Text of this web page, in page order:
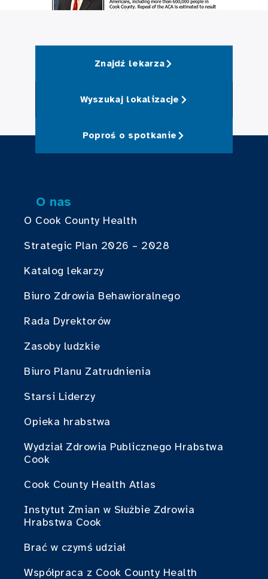
Znajdź lekarza
Wyszukaj lokalizacje
Poproś o spotkanie
O nas
O Cook County Health
Strategic Plan 2026 – 2028
Katalog lekarzy
Biuro Zdrowia Behawioralnego
Rada Dyrektorów
Zasoby ludzkie
Biuro Planu Zatrudnienia
Starsi Liderzy
Opieka hrabstwa
Wydział Zdrowia Publicznego Hrabstwa
Cook
Cook County Health Atlas
Instytut Zmian w Służbie Zdrowia
Hrabstwa Cook
Brać w czymś udział
Współpraca z Cook County Health